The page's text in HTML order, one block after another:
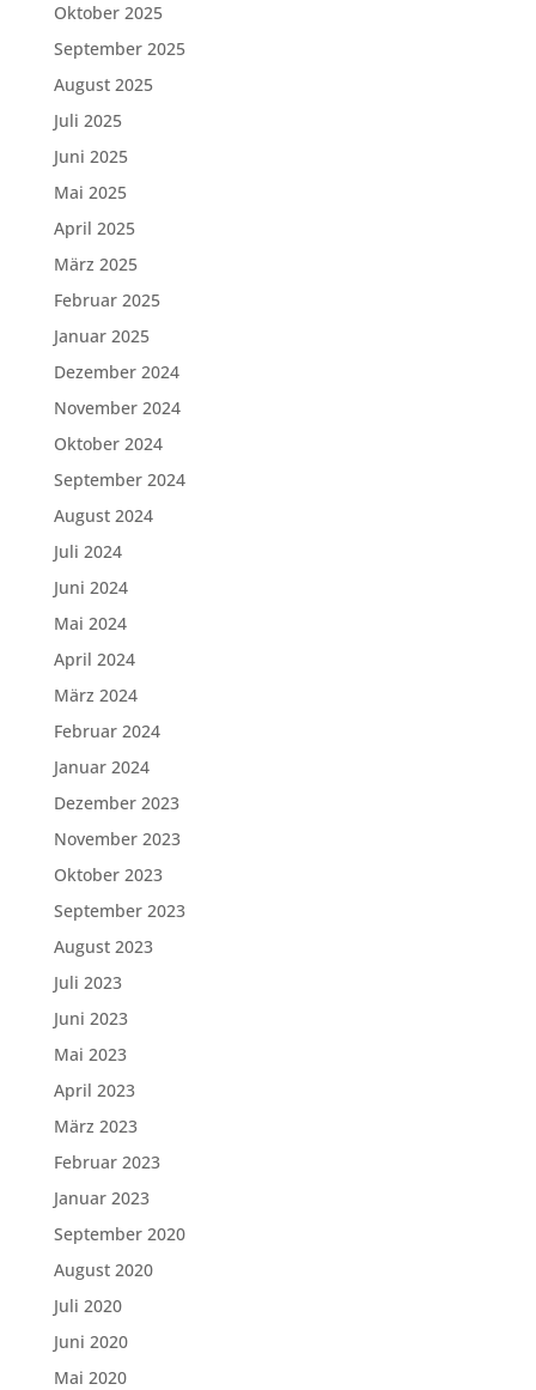
Oktober 2025
September 2025
August 2025
Juli 2025
Juni 2025
Mai 2025
April 2025
März 2025
Februar 2025
Januar 2025
Dezember 2024
November 2024
Oktober 2024
September 2024
August 2024
Juli 2024
Juni 2024
Mai 2024
April 2024
März 2024
Februar 2024
Januar 2024
Dezember 2023
November 2023
Oktober 2023
September 2023
August 2023
Juli 2023
Juni 2023
Mai 2023
April 2023
März 2023
Februar 2023
Januar 2023
September 2020
August 2020
Juli 2020
Juni 2020
Mai 2020